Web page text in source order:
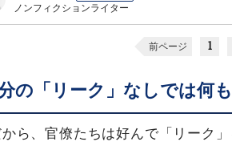
ノンフィクションライター
前ページ 1
の「リーク」なしでは何
から、官僚たちは好んで「リーク